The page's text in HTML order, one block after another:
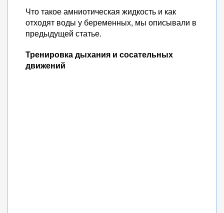
Что такое амниотическая жидкость и как
отходят воды у беременных, мы описывали в
предыдущей статье.
Тренировка дыхания и сосательных
движений